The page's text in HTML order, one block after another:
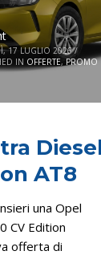
17 LUGLIO 2026 /
IN OFFERTE,PROMO
AT8
una Opel
CV Edition
offerta di